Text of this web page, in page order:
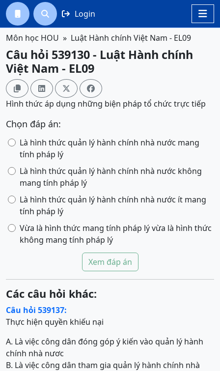

  Login
Môn học HOU Luật Hành chính Việt Nam - EL09
Câu hỏi 539130 - Luật Hành chính
Việt Nam - EL09
   
Hình thức áp dụng những biện pháp tổ chức trực tiếp
Chọn đáp án:
Là hình thức quản lý hành chính nhà nước mang
tính pháp lý
Là hình thức quản lý hành chính nhà nước không
mang tính pháp lý
Là hình thức quản lý hành chính nhà nước ít mang
tính pháp lý
Vừa là hình thức mang tính pháp lý vừa là hình thức
không mang tính pháp lý
Xem đáp án
Các câu hỏi khác:
Câu hỏi 539137:
Thực hiện quyền khiếu nại
A. Là việc công dân đóng góp ý kiến vào quản lý hành
chính nhà nươc
B. Là việc công dân tham gia quản lý hành chính nhà